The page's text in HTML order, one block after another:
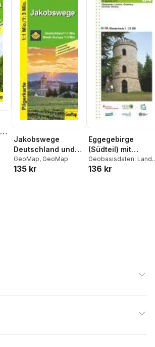
Jakobswege
Deutschland und
westliches Europa
GeoMap, GeoMap
135 kr
Eggegebirge
(Südteil) mit
Eggeweg und E1
Blatt 64,
Geobasisdaten: Land
NRW
136 kr